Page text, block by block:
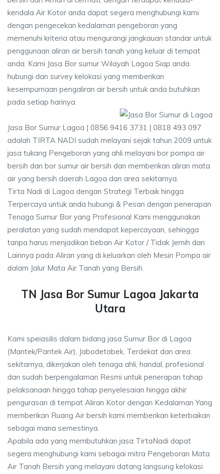
kendala Air Kotor anda dapat segera menghubungi kami
dengan pengecekan kedalaman pengeboran yang
memenuhi kriteria atau mengurangi jangkauan standar untuk
penggunaan aliran air bersih tanah yang keluar di tempat
anda. Kami Jasa Bor sumur Wilayah Lagoa Siap anda
hubungi dan survey kelokasi yang memberikan
kesempurnaan pengaliran air bersih untuk anda butuhkan
pada setiap harinya.
Jasa Bor Sumur Lagoa | 0856 9416 3731 | 0818 493 097
adalah TIRTA NADI sudah melayani sejak tahun 2009 untuk
jasa tukang Pengeboran yang ahli melayani bor pompa air
bersih dan bor sumur air bersih dan memberikan aliran mata
air yang bersih daerah Lagoa dan area sekitarnya.
Tirta Nadi di Lagoa dengan Strategi Terbaik hingga
Terpercaya untuk anda hubungi & Pesan dengan penerapan
Tenaga Sumur Bor yang Profesional Kami menggunakan
peralatan yang sudah mendapat kepercayaan, sehingga
tanpa harus menjadikan beban Air Kotor / Tidak Jernih dan
Lainnya pada Aliran yang di keluarkan oleh Mesin Pompa air
dalam Jalur Mata Air Tanah yang Bersih.
TN Jasa Bor Sumur Lagoa Jakarta
Utara
Kami speiasilis dalam bidang jasa Sumur Bor di Lagoa
(Mantek/Pantek Air), Jabodetabek, Terdekat dan area
sekitarnya, dikerjakan oleh tenaga ahli, handal, profesional
dan sudah berpengalaman Resmi untuk penerapan tahap
pelaksanaan hingga tahap penyelesaian hingga akhir
pengurasan di tempat Aliran Kotor dengan Kedalaman Yang
memberikan Ruang Air bersih kami memberikan keterbaikan
sebagai mana semestinya.
Apabila ada yang membutuhkan jasa TirtaNadi dapat
segera menghubungi kami sebagai mitra Pengeboran Mata
Air Tanah Bersih yang melayani datang langsung kelokasi